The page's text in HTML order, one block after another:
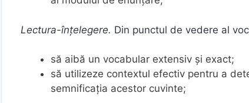
Lectura-înţelegere. Din punctul de vedere al
să aibă un vocabular extensiv şi exact;
să utilizeze contextul efectiv pentru a
semnificaţia acestor cuvinte;